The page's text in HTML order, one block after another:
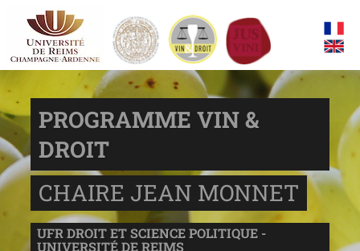
PROGRAMME VIN &
DROIT
CHAIRE JEAN MONNET
UFR DROIT ET SCIENCE POLITIQUE -
UNIVERSITÉ DE REIMS